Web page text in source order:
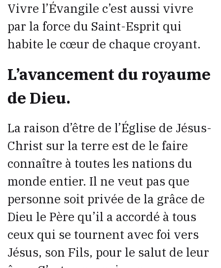
Vivre l’Évangile c’est aussi vivre
par la force du Saint-Esprit qui
habite le cœur de chaque croyant.
L’avancement du royaume
de Dieu.
La raison d’être de l’Église de Jésus-
Christ sur la terre est de le faire
connaître à toutes les nations du
monde entier. Il ne veut pas que
personne soit privée de la grâce de
Dieu le Père qu’il a accordé à tous
ceux qui se tournent avec foi vers
Jésus, son Fils, pour le salut de leur